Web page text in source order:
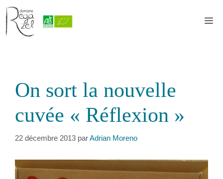
Aller
au
contenu
On sort la nouvelle
cuvée « Réflexion »
22 décembre 2013 parAdrian Moreno